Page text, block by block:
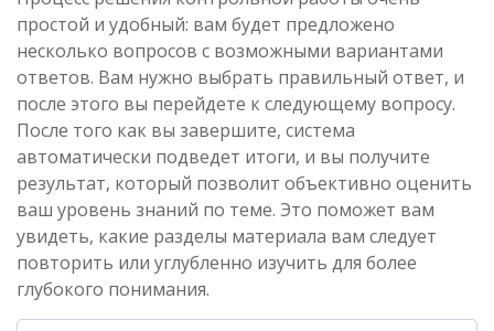
простой и удобный: вам будет предложено
несколько вопросов с возможными вариантами
ответов. Вам нужно выбрать правильный ответ, и
после этого вы перейдете к следующему вопросу.
После того как вы завершите, система
автоматически подведет итоги, и вы получите
результат, который позволит объективно оценить
ваш уровень знаний по теме. Это поможет вам
увидеть, какие разделы материала вам следует
повторить или углубленно изучить для более
глубокого понимания.